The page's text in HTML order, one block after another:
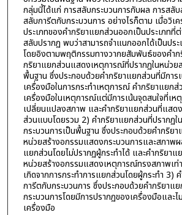
กลุ่มนี้ได้แก่ การสลับกระบวนการกับผล การสลั
สลับการีตกับกระบวนการ อย่างไรก็ตาม เมื่อวิเค
ประเภทของคำกริยาแยกส่วนออกเป็นประเภทที่
สลับปรากฏ พบว่าสามารถจำแนกออกได้เป็นปร
โดยอิงตามพฤติกรรมทางวากยสัมพันธ์ของคำก
กริยาแยกส่วนแสดงเหตุการณ์ที่ปรากฏในหน่วย
พื้นฐาน ซึ่งประกอบด้วยคำกริยาแยกส่วนที่มีการเ
เครื่องมือในการกระทำเหตุการณ์ คำกริยาแยก
เครื่องมือในเหตุการณ์แต่มีการเน้นจุดสนใจที่เห
เปลี่ยนแปลงสภาพ และคำกริยาแยกส่วนที่แสด
ส่วนแบบโดยรวม 2) คำกริยาแยกส่วนที่ปรากฏใ
กระบวนการเป็นพื้นฐาน ซึ่งประกอบด้วยคำกริย
หน่วยสร้างอกรรมแสดงกระบวนการและสภาพ
แยกส่วนโดยไม่ปรากฏผู้กระทำได้ และคำกริยาแ
หน่วยสร้างอกรรมแสดงเหตุการณ์ทรงสภาพเท่
เกิดจากการกระทำการแยกส่วนโดยผู้กระทำ 3)
การีตกับกระบวนการ ซึ่งประกอบด้วยคำกริยาแ
กระบวนการโดยมีการปรากฏของเครื่องมือและ
เครื่องมือ